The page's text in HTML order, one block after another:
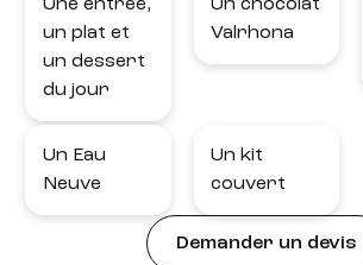
Une entrée,
un plat et
un dessert
du jour
Un chocolat
Valrhona
Un Eau
Neuve
Un kit
couvert
Demander un devis